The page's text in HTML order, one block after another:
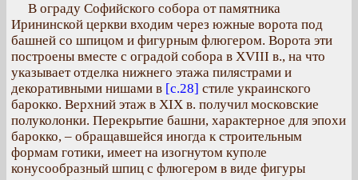
В ограду Софийского собора от памятника
Ирининской церкви входим через южные ворота под
башней со шпицом и фигурным флюгером. Ворота эти
построены вместе с оградой собора в XVIII в., на что
указывает отделка нижнего этажа пилястрами и
декоративными нишами в [с.28] стиле украинского
барокко. Верхний этаж в XIX в. получил московские
полуколонки. Перекрытие башни, характерное для эпохи
барокко, – обращавшейся иногда к строительным
формам готики, имеет на изогнутом куполе
конусообразный шпиц с флюгером в виде фигуры